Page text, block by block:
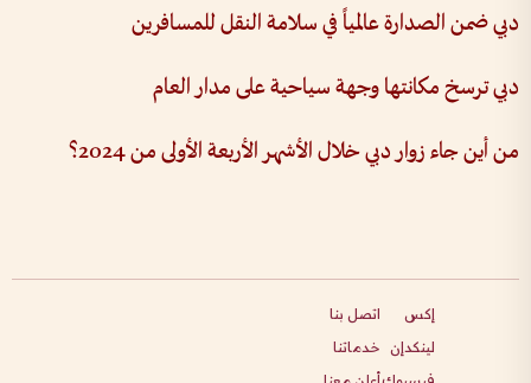
دبي ضمن الصدارة عالمياً في سلامة النقل للمسافرين
دبي ترسخ مكانتها وجهة سياحية على مدار العام
من أين جاء زوار دبي خلال الأشهر الأربعة الأولى من 2024؟
إكس
لينكدإن
اتصل بنا
خدماتنا